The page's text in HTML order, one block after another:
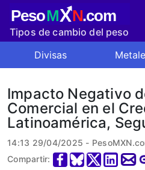
PesoMXN.com
Tipos de cambio del peso
Divisas
Impacto Negativo
Comercial en el
Latinoamérica,
14:13 29/04/2025 -
Compartir: